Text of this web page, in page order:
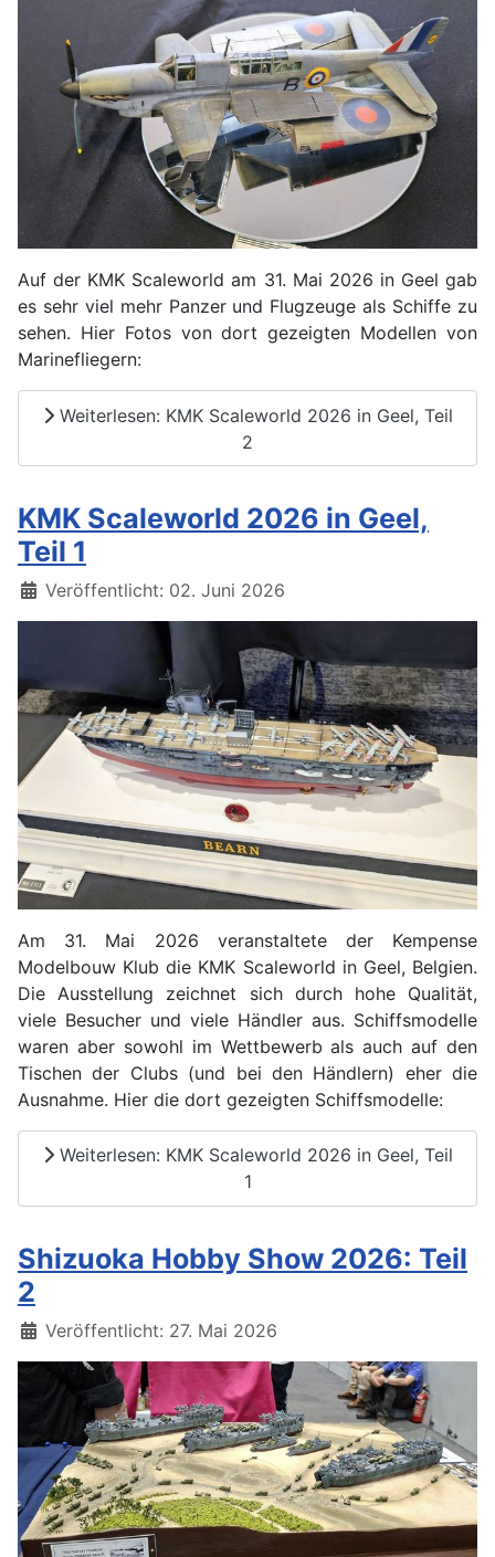
Auf der KMK Scaleworld am 31. Mai 2026 in Geel gab
es sehr viel mehr Panzer und Flugzeuge als Schiffe zu
sehen. Hier Fotos von dort gezeigten Modellen von
Marinefliegern:
Weiterlesen: KMK Scaleworld 2026 in Geel, Teil
2
KMK Scaleworld 2026 in Geel,
Teil 1
Details
Veröffentlicht: 02. Juni 2026
Am 31. Mai 2026 veranstaltete der Kempense
Modelbouw Klub die KMK Scaleworld in Geel, Belgien.
Die Ausstellung zeichnet sich durch hohe Qualität,
viele Besucher und viele Händler aus. Schiffsmodelle
waren aber sowohl im Wettbewerb als auch auf den
Tischen der Clubs (und bei den Händlern) eher die
Ausnahme. Hier die dort gezeigten Schiffsmodelle:
Weiterlesen: KMK Scaleworld 2026 in Geel, Teil
1
Shizuoka Hobby Show 2026: Teil
2
Details
Veröffentlicht: 27. Mai 2026